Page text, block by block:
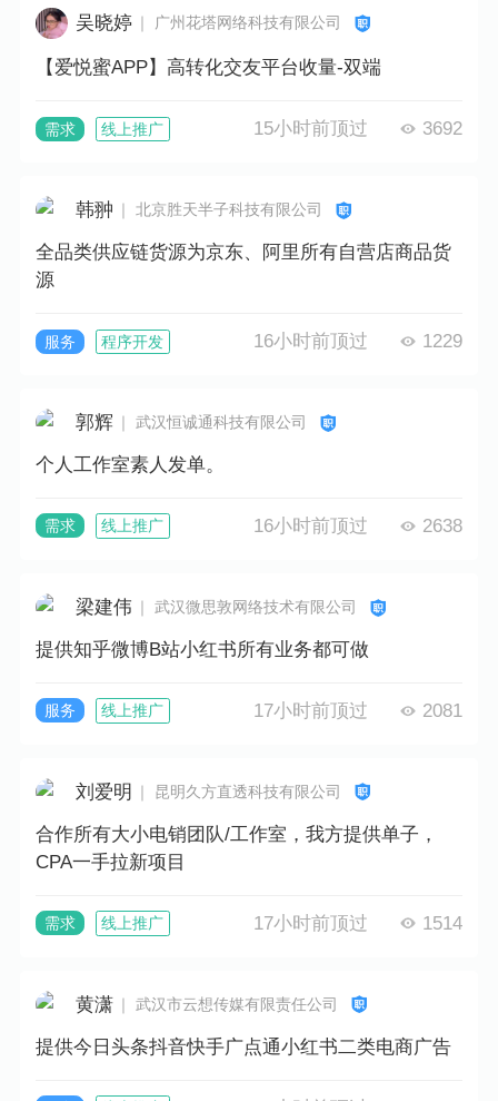
吴晓婷 ｜ 广州花塔网络科技有限公司
【爱悦蜜APP】高转化交友平台收量-双端
需求 线上推广 15小时前顶过 3692
韩翀 ｜ 北京胜天半子科技有限公司
全品类供应链货源为京东、阿里所有自营店商品货
源
服务 程序开发 16小时前顶过 1229
郭辉 ｜ 武汉恒诚通科技有限公司
个人工作室素人发单。
需求 线上推广 16小时前顶过 2638
梁建伟 ｜ 武汉微思敦网络技术有限公司
提供知乎微博B站小红书所有业务都可做
服务 线上推广 17小时前顶过 2081
刘爱明 ｜ 昆明久方直透科技有限公司
合作所有大小电销团队/工作室，我方提供单子，
CPA一手拉新项目
需求 线上推广 17小时前顶过 1514
黄潇 ｜ 武汉市云想传媒有限责任公司
提供今日头条抖音快手广点通小红书二类电商广告